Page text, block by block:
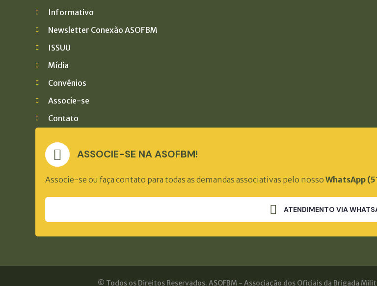
Informativo
Newsletter Conexão ASOFBM
ISSUU
Mídia
Convênios
Associe-se
Contato
ASSOCIE-SE NA ASOFBM!
Associe-se ou faça contato para todas as demandas associativas pelo nosso WhatsApp
ATENDIMENTO VIA
© Todos os Direitos Reservados. ASOFBM - Associação dos Oficiais da Brigada